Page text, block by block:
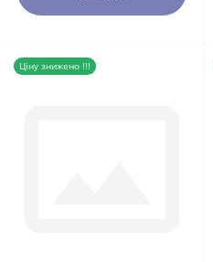
Ціну знижено !!!